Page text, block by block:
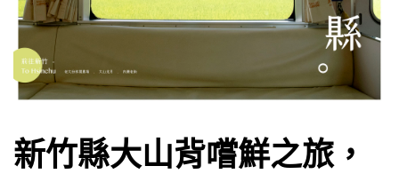
新竹縣大山背嚐鮮之旅，